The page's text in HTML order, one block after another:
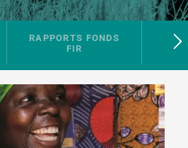
RAPPORTS FONDS
FIR